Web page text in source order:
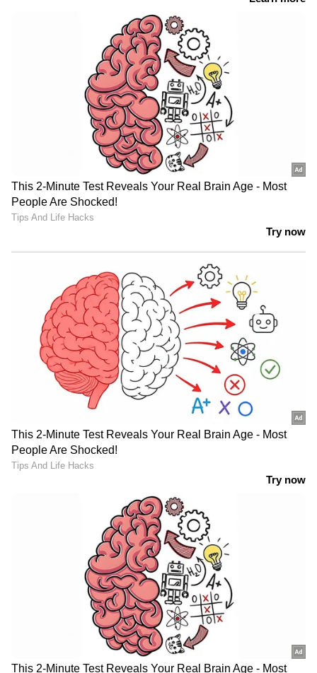
വിരുന്നിനെത്തിയവരുടെ ഐഡി കാർഡ് ആരും
പരിശോധിച്ചിരുന്നില്ല. സീറ്റ് നമ്പർ മാത്രമാണ്
കാണിക്കേണ്ടിയിരുന്നത്.
വെടിയൊച്ച കേട്ടപ്പോൾ തന്നെ
പ്രസിഡന്‍റിനെയും വൈസ്പ്രസിഡന്‍റിനെയും
അവിടെ നിന്ന് മാറ്റി സുരക്ഷാ ഉദ്യോഗസ്ഥർ.
ട്രംപ് ഇടക്ക് വീഴാൻ പോകുന്നതും
കാണാമായിരുന്നു. ഉദ്യോഗസ്ഥരുടെ
കാര്യക്ഷമതയെ പുകഴ്ത്തി ആദ്യമായി ട്രംപ്.
ചാൾസിന്‍റെ സന്ദർശനത്തിന് തൊട്ടുമുമ്പാണിത്
നടന്നത്. അത് വലിയൊരു ആശങ്കയായി,